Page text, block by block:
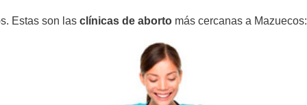
Estas son las clínicas de aborto más cercanas a Mazuecos: